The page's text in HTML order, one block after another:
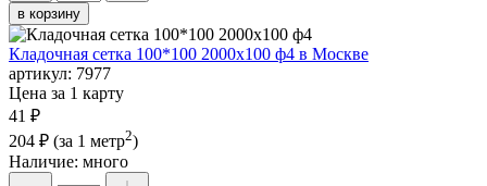
в корзину
Кладочная сетка 100*100 2000х100 ф4 в Москве
артикул: 7977
Цена за 1 карту
41 ₽
204 ₽ (за 1 метр2)
Наличие: много